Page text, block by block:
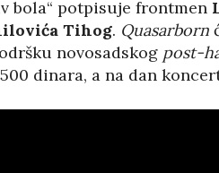
bola“ potpisuje frontmen
Tihog. Quasarborn
novosadskog post-
dinara, a na dan